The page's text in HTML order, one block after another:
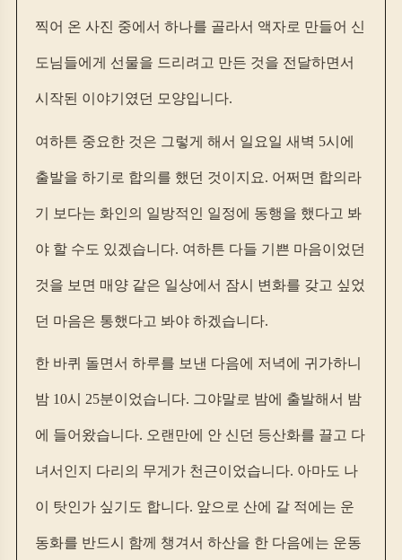
찍어 온 사진 중에서 하나를 골라서 액자로 만들어 신
도님들에게 선물을 드리려고 만든 것을 전달하면서
시작된 이야기였던 모양입니다.
여하튼 중요한 것은 그렇게 해서 일요일 새벽 5시에
출발을 하기로 합의를 했던 것이지요. 어쩌면 합의라
기 보다는 화인의 일방적인 일정에 동행을 했다고 봐
야 할 수도 있겠습니다. 여하튼 다들 기쁜 마음이었던
것을 보면 매양 같은 일상에서 잠시 변화를 갖고 싶었
던 마음은 통했다고 봐야 하겠습니다.
한 바퀴 돌면서 하루를 보낸 다음에 저녁에 귀가하니
밤 10시 25분이었습니다. 그야말로 밤에 출발해서 밤
에 들어왔습니다. 오랜만에 안 신던 등산화를 끌고 다
녀서인지 다리의 무게가 천근이었습니다. 아마도 나
이 탓인가 싶기도 합니다. 앞으로 산에 갈 적에는 운
동화를 반드시 함께 챙겨서 하산을 한 다음에는 운동